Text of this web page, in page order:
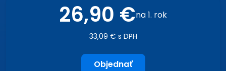
26,90 €na 1. rok
33,09 € s DPH
Objednať